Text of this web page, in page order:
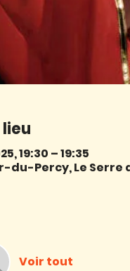
19:30 – 19:35
du-Percy, Le Serre
Voir tout